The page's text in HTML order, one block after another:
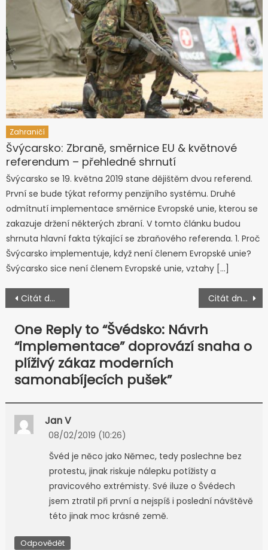
Zahraničí
Švýcarsko: Zbraně, směrnice EU & květnové
referendum – přehledné shrnutí
Švýcarsko se 19. května 2019 stane dějištěm dvou referend.
První se bude týkat reformy penzijního systému. Druhé
odmítnutí implementace směrnice Evropské unie, kterou se
zakazuje držení některých zbraní. V tomto článku budou
shrnuta hlavní fakta týkající se zbraňového referenda. 1. Proč
Švýcarsko implementuje, když není členem Evropské unie?
Švýcarsko sice není členem Evropské unie, vztahy […]
Navigace pro příspěvek
Citát dne – Brügger & Thomet: Naše granátomety jsou bezpečné, to francouzská policie proti lidem používá špatné projektily Citát dne – P. Thorsell: Velké černé pušky jsou příliš nebezpečné, pro Švédy je lepší paintball
One Reply to “Švédsko: Návrh
“implementace” doprovází snaha o
plíživý zákaz moderních
samonabíjecích pušek”
Jan V
08/02/2019 (10:26)
Švéd je něco jako Němec, tedy poslechne bez
protestu, jinak riskuje nálepku potížisty a
pravicového extrémisty. Své iluze o Švédech
jsem ztratil při první a nejspíš i poslední návštěvě
této jinak moc krásné země.
Odpovědět